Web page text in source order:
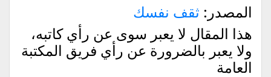
المصدر: ثقف نفسك
هذا المقال لا يعبر سوى عن رأي كاتبه،
ولا يعبر بالضرورة عن رأي فريق المكتبة
العامة